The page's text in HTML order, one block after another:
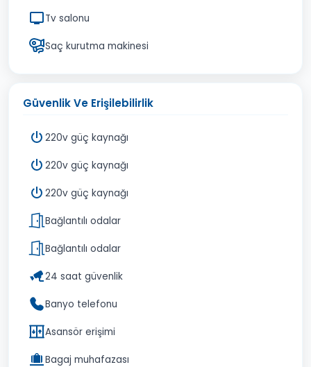
Tv salonu
Saç kurutma makinesi
Güvenlik Ve Erişilebilirlik
220v güç kaynağı
220v güç kaynağı
220v güç kaynağı
Bağlantılı odalar
Bağlantılı odalar
24 saat güvenlik
Banyo telefonu
Asansör erişimi
Bagaj muhafazası